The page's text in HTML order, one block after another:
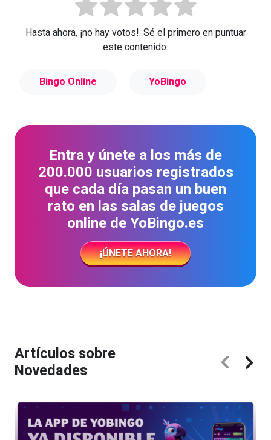
Hasta ahora, ¡no hay votos!. Sé el primero en puntuar
este contenido.
Bingo Online YoBingo
Entra y únete a los más de
200.000 usuarios registrados
que cada día pasan un buen
rato en las salas de juegos
online de YoBingo.es
¡ÚNETE AHORA!
Artículos sobre
Novedades